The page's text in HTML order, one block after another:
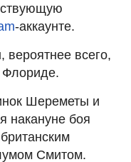
-аккаунте.
вероятнее всего,
Флориде.
Шереметы и
накануне боя
Смитом.